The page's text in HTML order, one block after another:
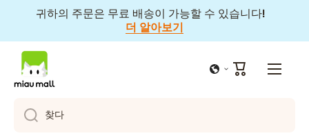
콘텐츠 건너뛰기
귀하의 주문은 무료 배송이 가능할 수 있습니다!
더 알아보기
카
트
찾다